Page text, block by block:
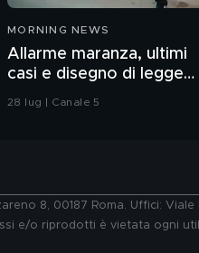
MORNING NEWS
Allarme maranza, ultimi
casi e disegno di legge
sull'imputabilità
28 lug | Canale 5
8, 00187 Roma. Uffici:
e/o riprodotti è vietata ogni